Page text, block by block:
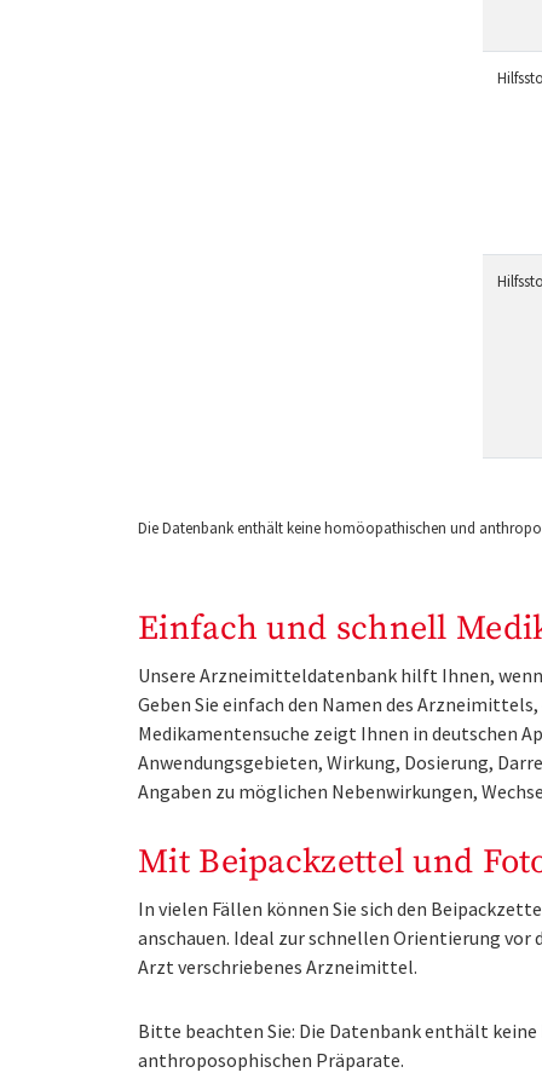
Die Datenbank enthält keine homöopathischen und
Einfach und schnell
Unsere Arzneimitteldatenbank hilft Ihnen,
Geben Sie einfach den Namen des
Medikamentensuche zeigt Ihnen in deutschen
Anwendungsgebieten, Wirkung, Dosierung,
Angaben zu möglichen Nebenwirkungen,
Mit Beipackzettel und
In vielen Fällen können Sie sich den
anschauen. Ideal zur schnellen Orientierung
Arzt verschriebenes Arzneimittel.
Bitte beachten Sie: Die Datenbank enthält
anthroposophischen Präparate.